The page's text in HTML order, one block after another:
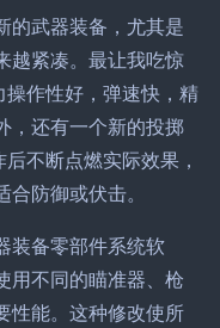
的武器装备，尤其是
越紧凑。最让我吃惊
操作性好，弹速快，精
，还有一个新的投掷
不断点燃实际效果，
防御或伏击。
装备零部件系统软
用不同的瞄准器、枪
性能。这种修改使所